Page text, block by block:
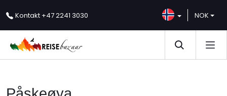
Kontakt +47 2241 3030 NOK